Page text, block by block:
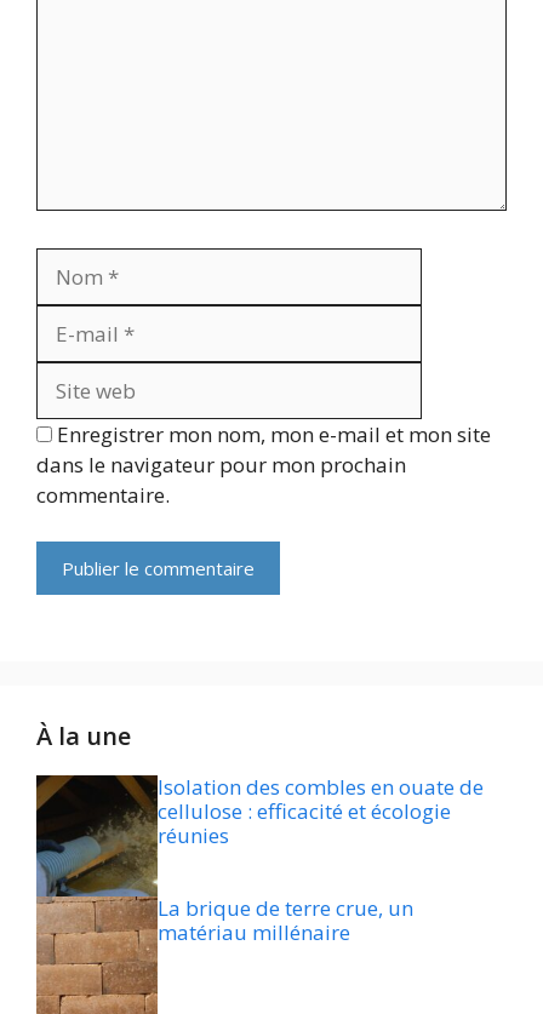
Enregistrer mon nom, mon e-mail et mon site
dans le navigateur pour mon prochain
commentaire.
À la une
Isolation des combles en ouate de
cellulose : efficacité et écologie
réunies
La brique de terre crue, un
matériau millénaire